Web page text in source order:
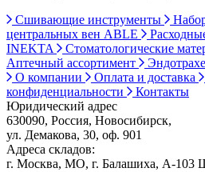
Сшивающие инструменты
центральных вен ABLE
INEKTA
Стоматологические
Аптечный ассортимент
О компании
Оплата и доставка
конфиденциальности
Контакты
Юридический адрес
630090, Россия, Новосибирск,
ул. Демакова, 30, оф. 901
Адреса складов:
г. Москва, МО, г. Балашиха, А-103